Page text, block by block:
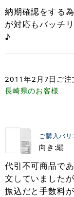
納期確認をする
が対応もバッチ
♪
2011年2月7日 ご
長崎県のお客様
ご購入バ
向き:縦
代引不可商品で
文していました
振込だと手数料